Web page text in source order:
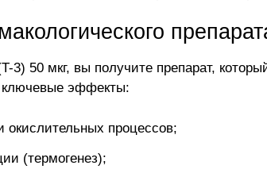
3) 50 мкг, вы получите препарат,
ключевые эффекты:
окислительных процессов;
(термогенез);